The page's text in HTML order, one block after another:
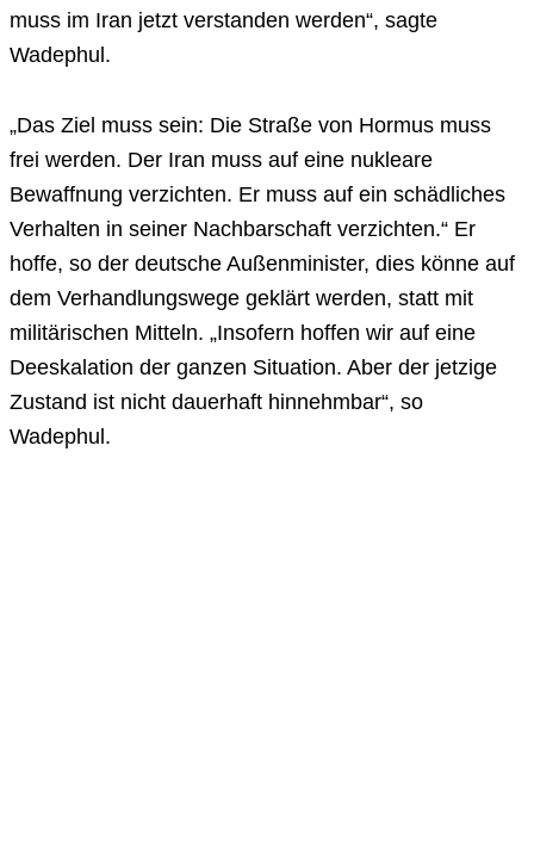
muss im Iran jetzt verstanden werden“, sagte
Wadephul.
„Das Ziel muss sein: Die Straße von Hormus muss
frei werden. Der Iran muss auf eine nukleare
Bewaffnung verzichten. Er muss auf ein schädliches
Verhalten in seiner Nachbarschaft verzichten.“ Er
hoffe, so der deutsche Außenminister, dies könne auf
dem Verhandlungswege geklärt werden, statt mit
militärischen Mitteln. „Insofern hoffen wir auf eine
Deeskalation der ganzen Situation. Aber der jetzige
Zustand ist nicht dauerhaft hinnehmbar“, so
Wadephul.